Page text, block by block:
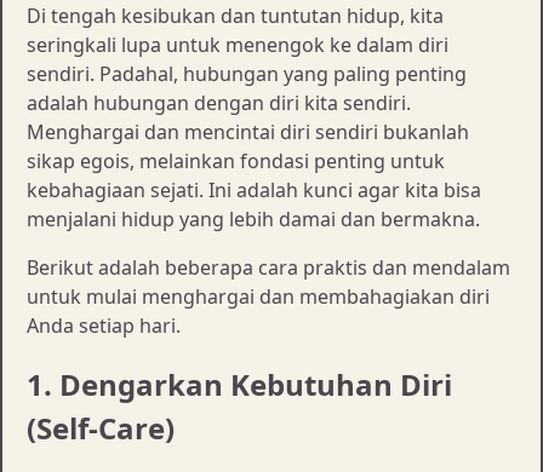
Di tengah kesibukan dan tuntutan hidup, kita
seringkali lupa untuk menengok ke dalam diri
sendiri. Padahal, hubungan yang paling penting
adalah hubungan dengan diri kita sendiri.
Menghargai dan mencintai diri sendiri bukanlah
sikap egois, melainkan fondasi penting untuk
kebahagiaan sejati. Ini adalah kunci agar kita bisa
menjalani hidup yang lebih damai dan bermakna.
Berikut adalah beberapa cara praktis dan mendalam
untuk mulai menghargai dan membahagiakan diri
Anda setiap hari.
1. Dengarkan Kebutuhan Diri
(Self-Care)